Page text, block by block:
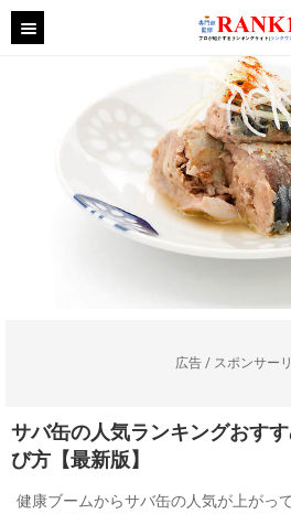
広告 / スポンサー
サバ缶の人気ランキングおす
び方【最新版】
健康ブームからサバ缶の人気が上がっ